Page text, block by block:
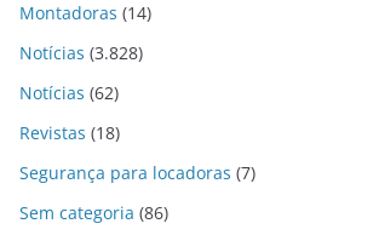
Montadoras (14)
Notícias (3.828)
Notícias (62)
Revistas (18)
Segurança para locadoras (7)
Sem categoria (86)